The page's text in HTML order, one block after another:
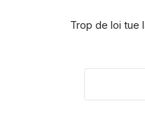
Trop de loi tue